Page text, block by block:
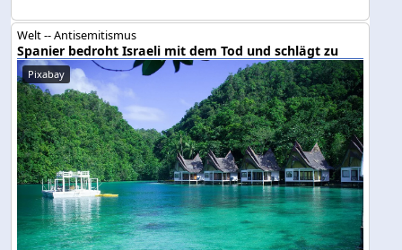
Welt -- Antisemitismus
Spanier bedroht Israeli mit dem Tod und schlägt zu
Pixabay